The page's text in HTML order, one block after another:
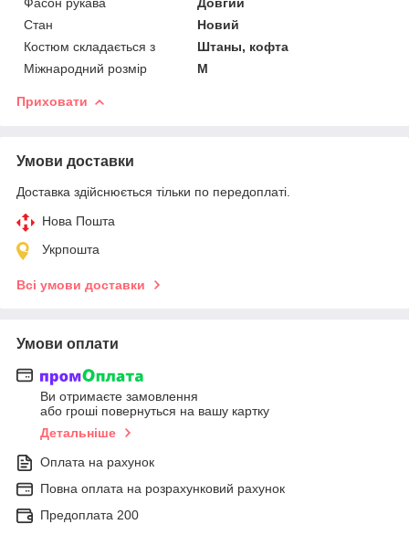
Стан
Новий
Костюм складається з
Штаны, кофта
Міжнародний розмір
M
Приховати
Умови доставки
Доставка здійснюється тільки по передоплаті.
Нова Пошта
Укрпошта
Всі умови доставки
Умови оплати
Ви отримаєте замовлення
або гроші повернуться на вашу картку
Детальніше
Оплата на рахунок
Повна оплата на розрахунковий рахунок
Предоплата 200